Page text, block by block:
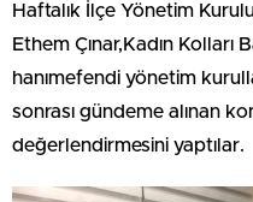
Haftalık İlçe Yönetim
Ethem Çınar,Kadın Kolları
hanımefendi yönetim
sonrası gündeme alınan
değerlendirmesini yaptılar.